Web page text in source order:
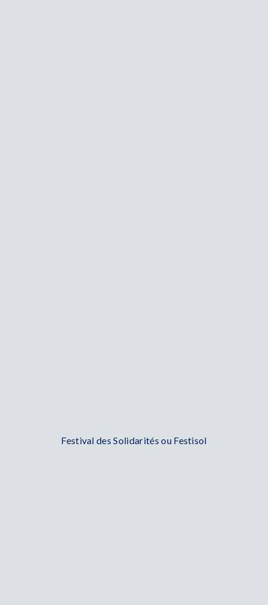
Festival des Solidarités ou Festisol